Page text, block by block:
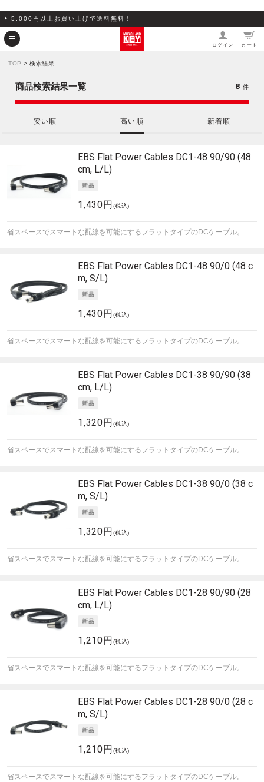
5,000円以上お買い上げで送料無料！
ログイン カート
TOP > 検索結果
安い順 高い順 新着順
商品検索結果一覧 8 件
EBS Flat Power Cables DC1-48 90/90 (48
cm, L/L)
1,430円 (税込)
省スペースでスマートな配線を可能にするフラットタイプのDCケーブル。
EBS Flat Power Cables DC1-48 90/0 (48 c
m, S/L)
1,430円 (税込)
省スペースでスマートな配線を可能にするフラットタイプのDCケーブル。
EBS Flat Power Cables DC1-38 90/90 (38
cm, L/L)
1,320円 (税込)
省スペースでスマートな配線を可能にするフラットタイプのDCケーブル。
EBS Flat Power Cables DC1-38 90/0 (38 c
m, S/L)
1,320円 (税込)
省スペースでスマートな配線を可能にするフラットタイプのDCケーブル。
EBS Flat Power Cables DC1-28 90/90 (28
cm, L/L)
1,210円 (税込)
省スペースでスマートな配線を可能にするフラットタイプのDCケーブル。
EBS Flat Power Cables DC1-28 90/0 (28 c
m, S/L)
1,210円 (税込)
省スペースでスマートな配線を可能にするフラットタイプのDCケーブル。